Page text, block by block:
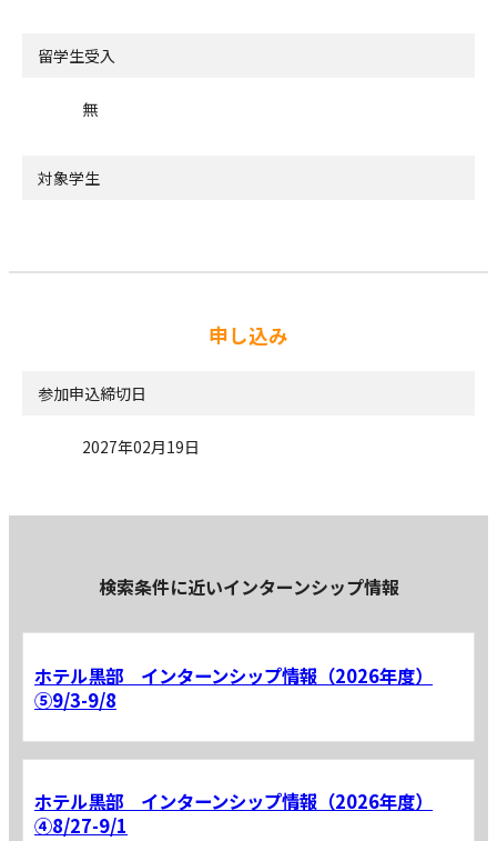
留学生受入
無
対象学生
申し込み
参加申込締切日
2027年02月19日
検索条件に近いインターンシップ情報
ホテル黒部 インターンシップ情報（2026年度）
⑤9/3-9/8
ホテル黒部 インターンシップ情報（2026年度）
④8/27-9/1